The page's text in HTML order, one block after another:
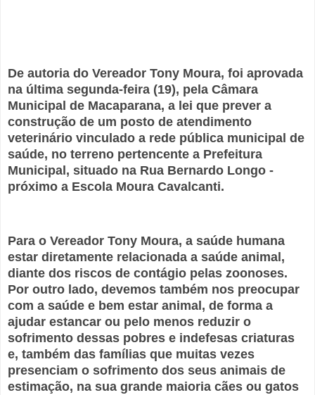
De autoria do Vereador Tony Moura, foi aprovada
na última segunda-feira (19), pela Câmara
Municipal de Macaparana, a lei que prever a
construção de um posto de atendimento
veterinário vinculado a rede pública municipal de
saúde, no terreno pertencente a Prefeitura
Municipal, situado na Rua Bernardo Longo -
próximo a Escola Moura Cavalcanti.
Para o Vereador Tony Moura, a saúde humana
estar diretamente relacionada a saúde animal,
diante dos riscos de contágio pelas zoonoses.
Por outro lado, devemos também nos preocupar
com a saúde e bem estar animal, de forma a
ajudar estancar ou pelo menos reduzir o
sofrimento dessas pobres e indefesas criaturas
e, também das famílias que muitas vezes
presenciam o sofrimento dos seus animais de
estimação, na sua grande maioria cães ou gatos